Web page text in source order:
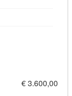
€ 3.600,00